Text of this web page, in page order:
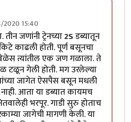
2020 15:40
तीन जणांनी ट्रेनच्या2Sडब्यातून
काढली होती. पूर्ण बसूनचा
वेळेस त्यांतील एक जण गळाला. ते
टळून गेली होती. मग उरलेल्या
जागेत ऐसपैस बसून मधली
आता या डब्यात कायमच
भरपूर. गाडी सुरु होताच
जागेची मागणी केली. या